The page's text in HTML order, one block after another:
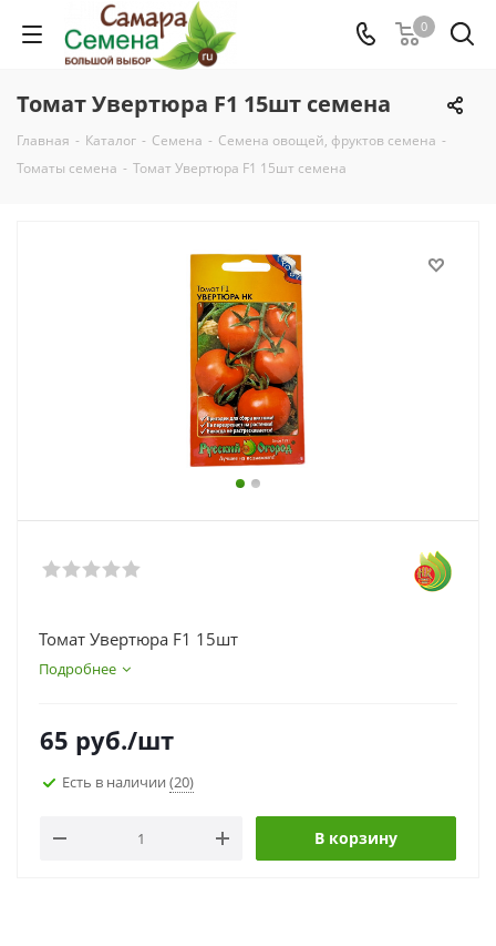
0
Томат Увертюра F1 15шт семена
Главная - Каталог - Семена - Семена овощей, фруктов семена -
Томаты семена - Томат Увертюра F1 15шт семена
Томат Увертюра F1 15шт
Подробнее
65 руб./шт
Есть в наличии (20)
В корзину